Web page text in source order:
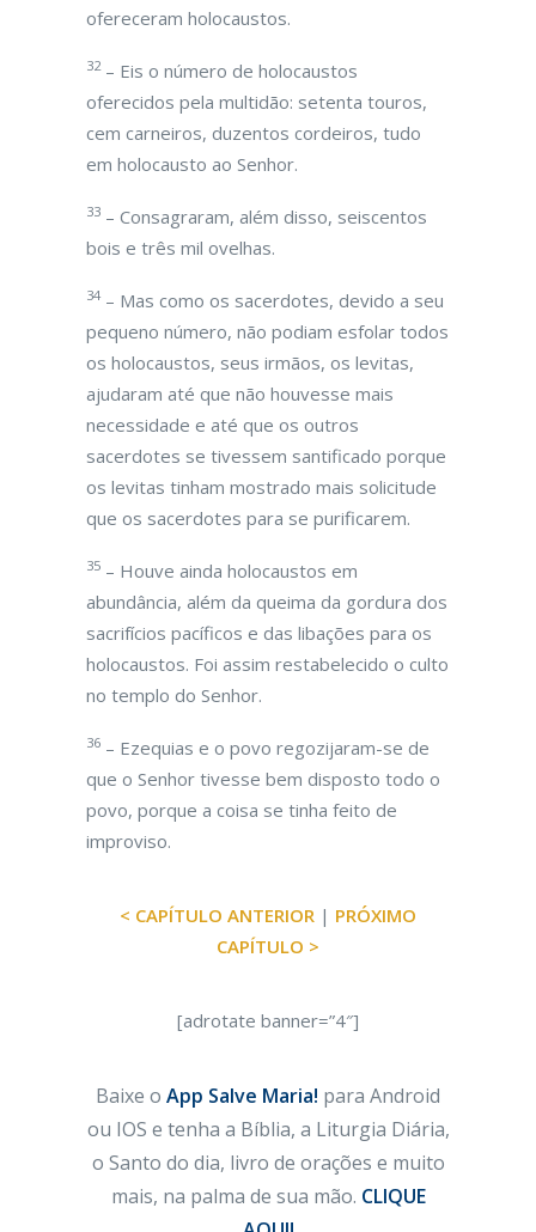
ofereceram holocaustos.
32– Eis o número de holocaustos
oferecidos pela multidão: setenta touros,
cem carneiros, duzentos cordeiros, tudo
em holocausto ao Senhor.
33 – Consagraram, além disso, seiscentos
bois e três mil ovelhas.
34 – Mas como os sacerdotes, devido a seu
pequeno número, não podiam esfolar todos
os holocaustos, seus irmãos, os levitas,
ajudaram até que não houvesse mais
necessidade e até que os outros
sacerdotes se tivessem santificado porque
os levitas tinham mostrado mais solicitude
que os sacerdotes para se purificarem.
35 – Houve ainda holocaustos em
abundância, além da queima da gordura dos
sacrifícios pacíficos e das libações para os
holocaustos. Foi assim restabelecido o culto
no templo do Senhor.
36 – Ezequias e o povo regozijaram-se de
que o Senhor tivesse bem disposto todo o
povo, porque a coisa se tinha feito de
improviso.
< CAPÍTULO ANTERIOR | PRÓXIMO
CAPÍTULO >
[adrotate banner=”4″]
Baixe o App Salve Maria! para Android
ou IOS e tenha a Bíblia, a Liturgia Diária,
o Santo do dia, livro de orações e muito
mais, na palma de sua mão. CLIQUE